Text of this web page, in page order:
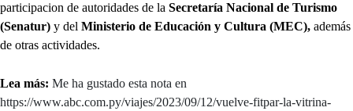
participacion de autoridades de la Secretaría Nacional de Turismo
(Senatur) y del Ministerio de Educación y Cultura (MEC), además
de otras actividades.
Lea más: Me ha gustado esta nota en
https://www.abc.com.py/viajes/2023/09/12/vuelve-fitpar-la-vitrina-